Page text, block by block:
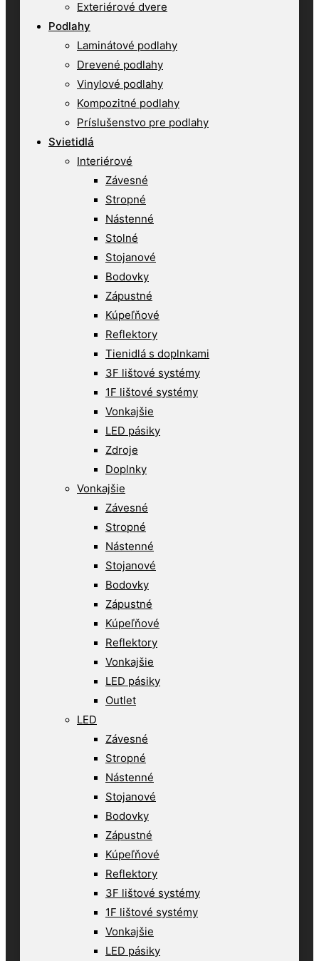
Exteriérové dvere
Podlahy
Laminátové podlahy
Drevené podlahy
Vinylové podlahy
Kompozitné podlahy
Príslušenstvo pre podlahy
Svietidlá
Interiérové
Závesné
Stropné
Nástenné
Stolné
Stojanové
Bodovky
Zápustné
Kúpeľňové
Reflektory
Tienidlá s doplnkami
3F lištové systémy
1F lištové systémy
Vonkajšie
LED pásiky
Zdroje
Doplnky
Vonkajšie
Závesné
Stropné
Nástenné
Stojanové
Bodovky
Zápustné
Kúpeľňové
Reflektory
Vonkajšie
LED pásiky
Outlet
LED
Závesné
Stropné
Nástenné
Stojanové
Bodovky
Zápustné
Kúpeľňové
Reflektory
3F lištové systémy
1F lištové systémy
Vonkajšie
LED pásiky